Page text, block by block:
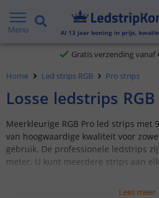
Menu Al 13 jaar koning in prijs,
5 jaar
Gratis verzending vanaf
Voor 23:45 uur besteld,
Home Led strips RGB Pro strips
Losse ledstrips RGB
Meerkleurige RGB Pro led strips met
van hoogwaardige kwaliteit voor
gebruik. De professionele ledstrips
meter. U kunt meerdere strips aan
Lees meer